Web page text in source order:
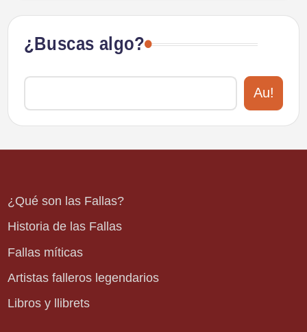
¿Buscas algo?
Au!
¿Qué son las Fallas?
Historia de las Fallas
Fallas míticas
Artistas falleros legendarios
Libros y llibrets